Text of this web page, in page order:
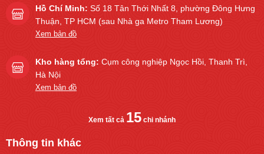
Hồ Chí Minh: Số 18 Tân Thới Nhất 8, phường Đông Hưng
Thuận, TP HCM (sau Nhà ga Metro Tham Lương)
Xem bản đồ
Kho hàng tổng: Cụm công nghiệp Ngọc Hồi, Thanh Trì,
Hà Nội
Xem bản đồ
Xem tất cả 15 chi nhánh
Thông tin khác